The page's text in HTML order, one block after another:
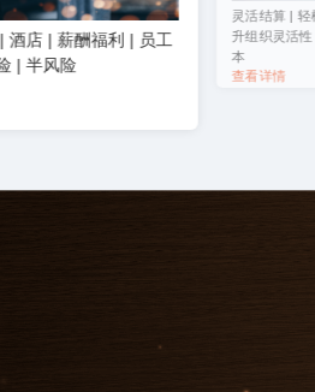
酒店 | 薪酬福利 | 员工
| 半风险
灵活结算 |
升组织灵活
本
查看详情